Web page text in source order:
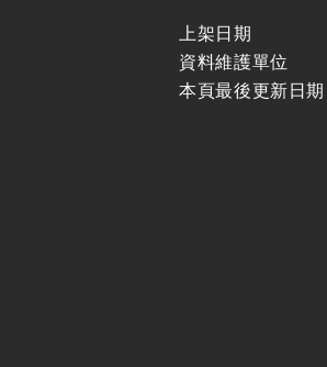
上架日期
資料維護單位
本頁最後更新日期